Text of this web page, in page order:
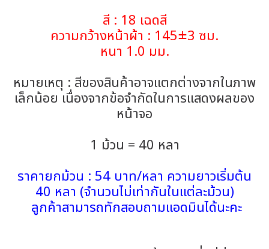
สี : 18 เฉดสี
ความกว้างหน้าผ้า : 145±3 ซม.
หนา 1.0 มม.
หมายเหตุ : สีของสินค้าอาจแตกต่างจากในภาพ
เล็กน้อย เนื่องจากข้อจำกัดในการแสดงผลของ
หน้าจอ
1 ม้วน = 40 หลา
ราคายกม้วน : 54 บาท/หลา ความยาวเริ่มต้น
40 หลา (จำนวนไม่เท่ากันในแต่ละม้วน)
ลูกค้าสามารถทักสอบถามแอดมินได้นะคะ